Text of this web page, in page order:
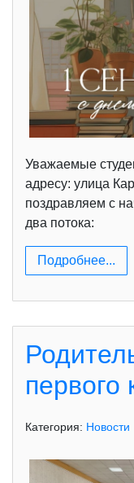
Уважаемые
адресу: улица
поздравляем с
два потока:
Подробнее...
первого
Категория: Новости